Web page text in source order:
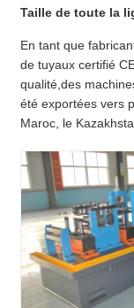
Taille de toute la
En tant que
de tuyaux certifié
qualité,des
été exportées vers
Maroc, le